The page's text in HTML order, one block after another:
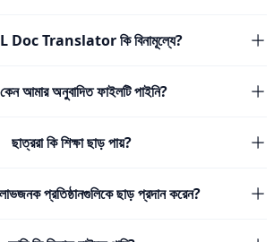
Doc Translator কি বিনামূল্যে?
আমার অনুবাদিত ফাইলটি পাইনি?
ছাত্ররা কি শিক্ষা ছাড় পায়?
প্রতিষ্ঠানগুলিকে ছাড় প্রদান করেন?